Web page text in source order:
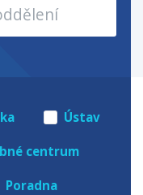
Ústav
centrum
Poradna